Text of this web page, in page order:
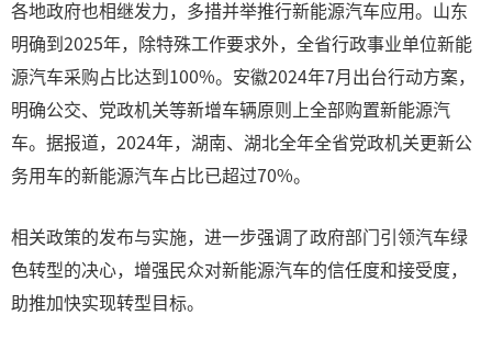
各地政府也相继发力，多措并举推行新能源汽车应用。山东
明确到2025年，除特殊工作要求外，全省行政事业单位新能
源汽车采购占比达到100%。安徽2024年7月出台行动方案，
明确公交、党政机关等新增车辆原则上全部购置新能源汽
车。据报道，2024年，湖南、湖北全年全省党政机关更新公
务用车的新能源汽车占比已超过70%。
相关政策的发布与实施，进一步强调了政府部门引领汽车绿
色转型的决心，增强民众对新能源汽车的信任度和接受度，
助推加快实现转型目标。